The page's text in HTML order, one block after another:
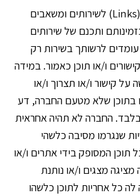
– ככל שהשירות מכיל קישורים (Links) לשירותים ומשאבים
ותכנם של שירותים
לרשותך בשירות רק
ו/או תוכן כאמור. במידה
על קישור ו/או תצרוך ו/או
בתוכן שלא מטעם החברה, דע
החברה לא תהיה אחראית
שנגרמו מסיבה כלשהי
תוכן המסופק בידי אתרים ו/או
מצגים ו/או נותנת
כל אחריות לתוכן כלשהו